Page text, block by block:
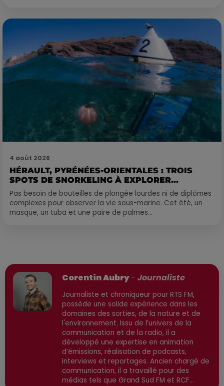
4 août 2026
HÉRAULT, PYRÉNÉES-ORIENTALES : TROIS
SPOTS DE SNORKELING À EXPLORER...
Pas besoin de bouteilles de plongée lourdes ni de diplômes
complexes pour observer la vie sous-marine. Cet été, un
masque, un tuba et une paire de palmes...
Corentin Aubry- Journaliste
Journaliste et chroniqueur pour RTS FM,
possède une solide expérience dans les
domaines des sorties, de la nature et de
l'environnement. Issu de l’univers de la
communication et de la radio, il a
développé une expertise en animation
d’émissions, réalisation de podcasts,
interviews et reportages. Ancien chargé de
communication, il a travaillé pour des
médias tels que Grand Sud FM et RCF